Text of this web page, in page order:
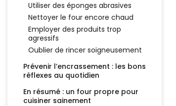
Utiliser des éponges abrasives
Nettoyer le four encore chaud
Employer des produits trop
agressifs
Oublier de rincer soigneusement
Prévenir l’encrassement : les bons
réflexes au quotidien
En résumé : un four propre pour
cuisiner sainement